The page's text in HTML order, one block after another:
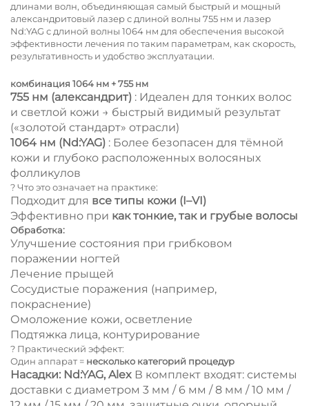
длинами волн, объединяющая самый быстрый и мощный
александритовый лазер с длиной волны 755 нм и лазер
Nd:YAG с длиной волны 1064 нм для обеспечения высокой
эффективности лечения по таким параметрам, как скорость,
результативность и удобство эксплуатации.
комбинация 1064 нм + 755 нм
755 нм (александрит) : Идеален для тонких волос
и светлой кожи → быстрый видимый результат
(«золотой стандарт» отрасли)
1064 нм (Nd:YAG) : Более безопасен для тёмной
кожи и глубоко расположенных волосяных
фолликулов
? Что это означает на практике:
Подходит для все типы кожи (I–VI)
Эффективно при как тонкие, так и грубые волосы
Обработка:
Улучшение состояния при грибковом
поражении ногтей
Лечение прыщей
Сосудистые поражения (например,
покраснение)
Омоложение кожи, осветление
Подтяжка лица, контурирование
? Практический эффект:
Один аппарат = несколько категорий процедур
Насадки: Nd:YAG, Alex В комплект входят: системы
доставки с диаметром 3 мм / 6 мм / 8 мм / 10 мм /